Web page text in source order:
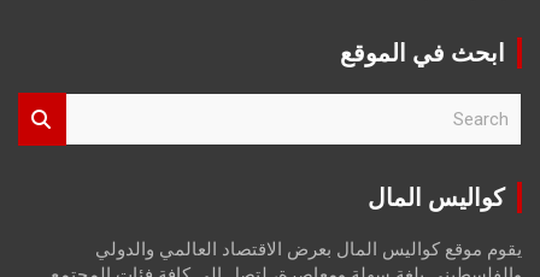
ابحث في الموقع
r
كواليس المال
يقوم موقع كواليس المال بعرض الاقتصاد العالمي والدولي